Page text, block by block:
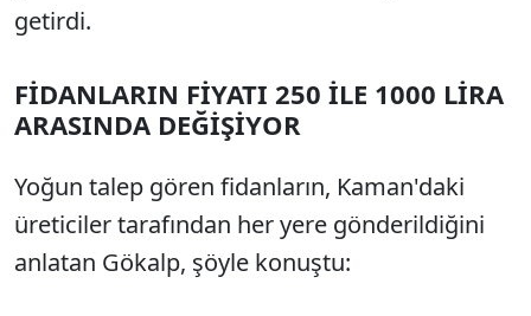
getirdi.
FİDANLARIN FİYATI 250 İLE 1000 LİRA
ARASINDA DEĞİŞİYOR
Yoğun talep gören fidanların, Kaman'daki
üreticiler tarafından her yere gönderildiğini
anlatan Gökalp, şöyle konuştu: